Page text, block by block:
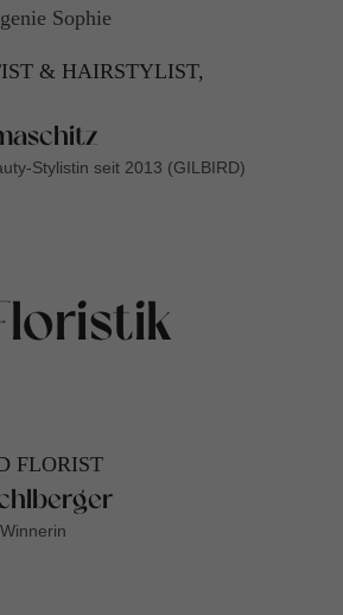
& HAIRSTYLIST,
Stylistin seit 2013 (GILBIRD)
FLORIST